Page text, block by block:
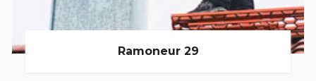
Ramoneur 29